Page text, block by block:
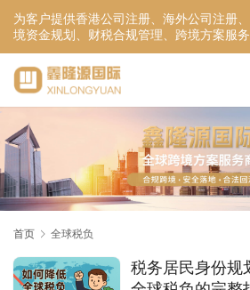
为客户提供香港公司注册、海外公司注册
境资金规划、财税合规管理、跨境方案服
服务！
首页 全球税负
税务居民身份规